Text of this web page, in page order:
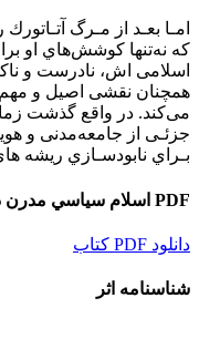
اﻣـﺎ ﺑﻌـﺪ از ﻣـﺮگ
ﻛﻪ ﻧﻪﺗﻨﻬﺎ ﻛﻮﺷﺶﻫﺎي او
اﺳﻼﻣﻰ اش، ﻧﺎدرﺳﺖ و
ﻫﻤﭽﻨﺎن ﻧﻘﺸﻰ اﺻﻴﻞ و ﻣﻬﻢ
ﻣﻰﻛﻨﺪ. در واﻗﻊ ﮔﺬﺷﺖ
ﺟﺰﺋـﻰ از ﺟﺎﻣﻌﻪﻣﺪﻧﻰ و
ﺑـﺮاي ﻧﺎﺑﻮدﺳـﺎزي ريشه
PDF اسلام سياسي مدرن در تركيه
دانلود PDF كتاب
شناسنامه اثر